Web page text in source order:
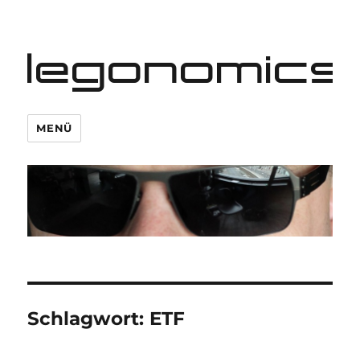
legonomics
MENÜ
Schlagwort: ETF